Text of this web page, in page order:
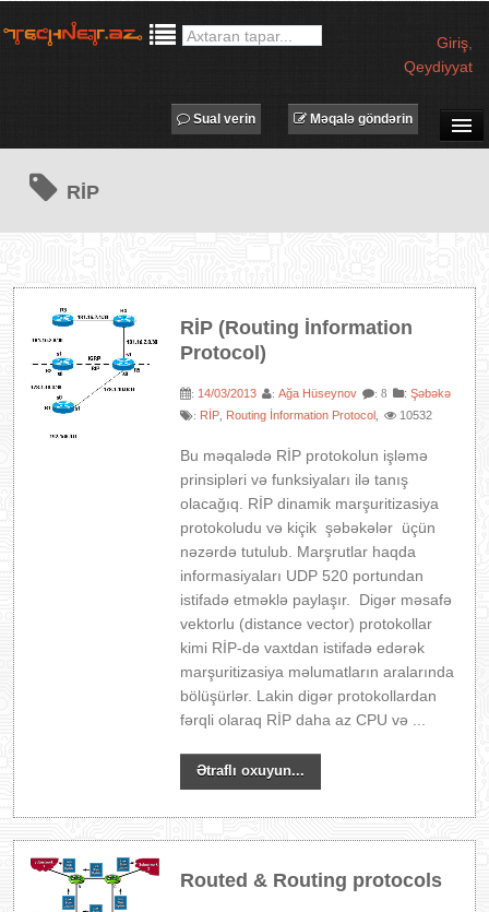
Giriş
Qeydiyyat
MƏQALƏLƏR
PROQRAMLAR
IT LÜĞƏT
Məqalə göndərin
Sual verin
RİP
RİP (Routing İnformation
Protocol)
: 14/03/2013 :Ağa Hüseynov : 8 :Şəbəkə
: RİP Routing İnformation Protocol 10532
Bu məqalədə RİP protokolun işləmə
prinsipləri və funksiyaları ilə tanış
olacağıq. RİP dinamik marşuritizasiya
protokoludu və kiçik şəbəkələr üçün
nəzərdə tutulub. Marşrutlar haqda
informasiyaları UDP 520 portundan
istifadə etməklə paylaşır. Digər məsafə
vektorlu (distance vector) protokollar
kimi RİP-də vaxtdan istifadə edərək
marşuritizasiya məlumatların aralarında
bölüşürlər. Lakin digər protokollardan
fərqli olaraq RİP daha az CPU və ...
Ətraflı oxuyun...
Routed & Routing protocols